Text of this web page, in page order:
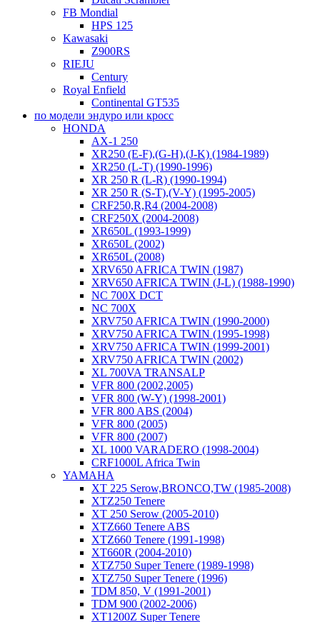
FB Mondial
HPS 125
Kawasaki
Z900RS
RIEJU
Century
Royal Enfield
Continental GT535
по модели эндуро или кросс
HONDA
AX-1 250
XR250 (E-F),(G-H),(J-K) (1984-1989)
XR250 (L-T) (1990-1996)
XR 250 R (L-R) (1990-1994)
XR 250 R (S-T),(V-Y) (1995-2005)
CRF250,R,R4 (2004-2008)
CRF250X (2004-2008)
XR650L (1993-1999)
XR650L (2002)
XR650L (2008)
XRV650 AFRICA TWIN (1987)
XRV650 AFRICA TWIN (J-L) (1988-1990)
NC 700X DCT
NC 700X
XRV750 AFRICA TWIN (1990-2000)
XRV750 AFRICA TWIN (1995-1998)
XRV750 AFRICA TWIN (1999-2001)
XRV750 AFRICA TWIN (2002)
XL 700VA TRANSALP
VFR 800 (2002,2005)
VFR 800 (W-Y) (1998-2001)
VFR 800 ABS (2004)
VFR 800 (2005)
VFR 800 (2007)
XL 1000 VARADERO (1998-2004)
CRF1000L Africa Twin
YAMAHA
XT 225 Serow,BRONCO,TW (1985-2008)
XTZ250 Tenere
XT 250 Serow (2005-2010)
XTZ660 Tenere ABS
XTZ660 Tenere (1991-1998)
XT660R (2004-2010)
XTZ750 Super Tenere (1989-1998)
XTZ750 Super Tenere (1996)
TDM 850, V (1991-2001)
TDM 900 (2002-2006)
XT1200Z Super Tenere